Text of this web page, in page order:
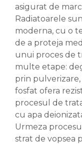
asigurat de
Radiatoarele
moderna, cu o
de a proteja
unui proces de
multe etape:
prin pulverizare,
fosfat ofera
procesul de
cu apa
Urmeza
strat de vopsea